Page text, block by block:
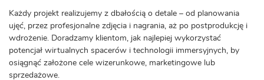
Każdy projekt realizujemy z dbałością o detale – od planowania
ujęć, przez profesjonalne zdjęcia i nagrania, aż po postprodukcję i
wdrożenie. Doradzamy klientom, jak najlepiej wykorzystać
potencjał wirtualnych spacerów i technologii immersyjnych, by
osiągnąć założone cele wizerunkowe, marketingowe lub
sprzedażowe.